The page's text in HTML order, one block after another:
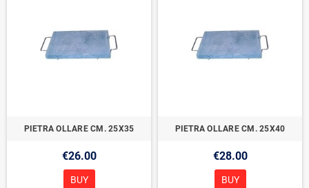
PIETRA OLLARE CM. 25X35
€26.00
BUY
PIETRA OLLARE CM. 25X40
€28.00
BUY